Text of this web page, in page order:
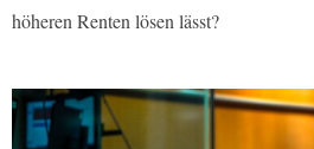
höheren Renten lösen lässt?